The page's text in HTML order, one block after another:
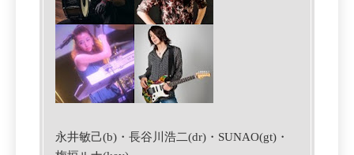
永井敏己(b)・長谷川浩二(dr) ・ SUNAO(gt)・